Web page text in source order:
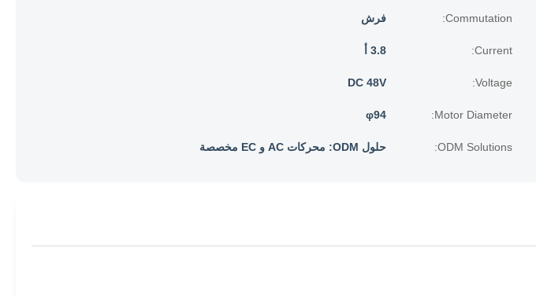
Commutation: فرش
Current: 3.8 أ
Voltage:
DC 48V
Motor Diameter:
φ94
ODM Solutions: حلول ODM: محركات AC و EC مخصصة